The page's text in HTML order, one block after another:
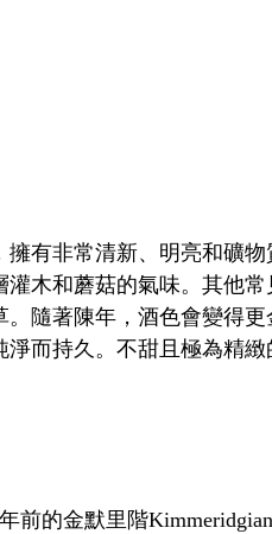
有非常清新、明亮和礦物
木和蘑菇的氣味。其他
隨著陳年，酒色會變得更
而持久。不甜且極為精
前的金默里階Kimmeridgian